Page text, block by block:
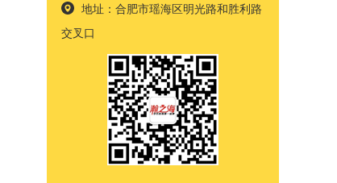
地址：合肥市瑶海区明光路和胜利路
交叉口